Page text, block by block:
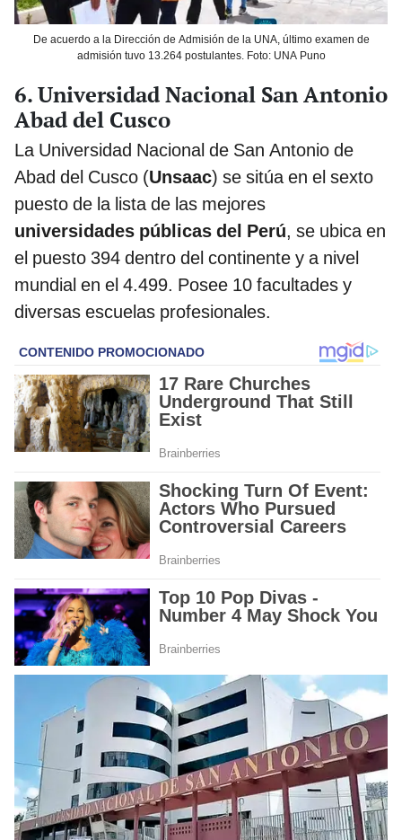
De acuerdo a la Dirección de Admisión de la UNA, último examen de
admisión tuvo 13.264 postulantes. Foto: UNA Puno
6. Universidad Nacional San Antonio
Abad del Cusco
La Universidad Nacional de San Antonio de
Abad del Cusco (Unsaac) se sitúa en el sexto
puesto de la lista de las mejores
universidades públicas del Perú, se ubica en
el puesto 394 dentro del continente y a nivel
mundial en el 4.499. Posee 10 facultades y
diversas escuelas profesionales.